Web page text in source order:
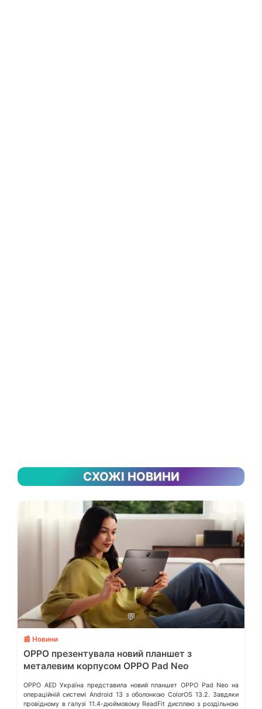
СХОЖІ НОВИНИ
💬
📰 Новини
OPPO презентувала новий планшет з
металевим корпусом OPPO Pad Neo
OPPO AED Україна представила новий планшет OPPO Pad Neo на
операційній системі Android 13 з оболонкою ColorOS 13.2. Завдяки
провідному в галузі 11.4-дюймовому ReadFit дисплею з роздільною